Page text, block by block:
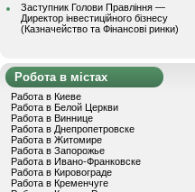
Заступник Голови Правління —
Директор інвестиційного бізнесу
(Казначейство та Фінансові ринки)
Робота в містах
Работа в Киеве
Работа в Белой Церкви
Работа в Виннице
Работа в Днепропетровске
Работа в Житомире
Работа в Запорожье
Работа в Ивано-Франковске
Работа в Кировограде
Работа в Кременчуге